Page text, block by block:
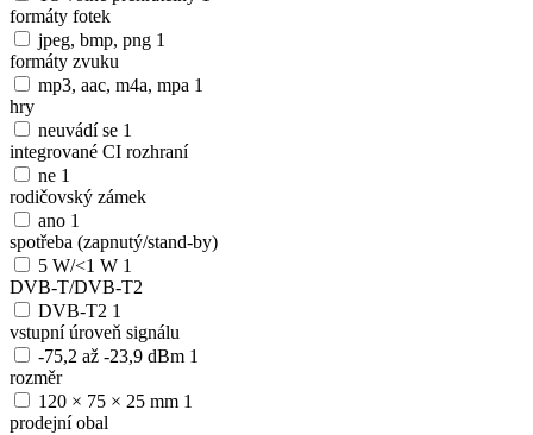
formáty fotek
jpeg, bmp, png 1
formáty zvuku
mp3, aac, m4a, mpa 1
hry
neuvádí se 1
integrované CI rozhraní
ne 1
rodičovský zámek
ano 1
spotřeba (zapnutý/stand-by)
5 W/<1 W 1
DVB-T/DVB-T2
DVB-T2 1
vstupní úroveň signálu
-75,2 až -23,9 dBm 1
rozměr
120 × 75 × 25 mm 1
prodejní obal